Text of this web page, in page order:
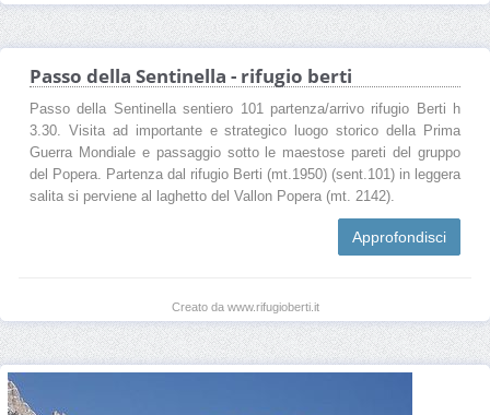
Passo della Sentinella - rifugio berti
Passo della Sentinella sentiero 101 partenza/arrivo rifugio Berti h
3.30. Visita ad importante e strategico luogo storico della Prima
Guerra Mondiale e passaggio sotto le maestose pareti del gruppo
del Popera. Partenza dal rifugio Berti (mt.1950) (sent.101) in leggera
salita si perviene al laghetto del Vallon Popera (mt. 2142).
Approfondisci
Creato da www.rifugioberti.it